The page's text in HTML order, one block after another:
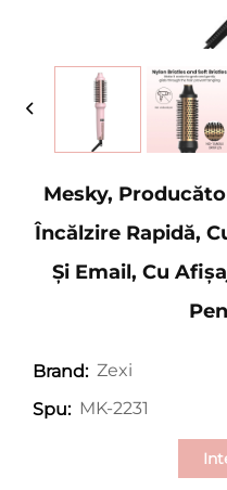
Mesky,
Încălzire Rapidă,
Și Email, Cu
Brand: Zexi
Spu: MK-2231